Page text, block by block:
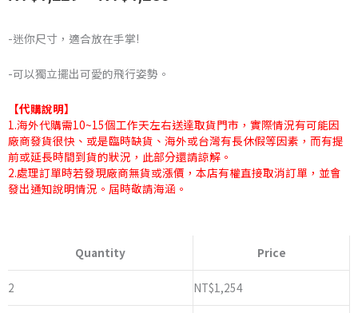
NT$1,229
到
NT$1,280
-迷你尺寸，適合放在手掌!
-可以獨立擺出可愛的飛行姿勢。
【代購說明】
1.海外代購需10~15個工作天左右送達取貨門市，實際情況有可能因
廠商發貨很快、或是臨時缺貨、海外或台灣有長休假等因素，而有提
前或延長時間到貨的狀況，此部分還請諒解。
2.處理訂單時若發現廠商無貨或漲價，本店有權直接取消訂單，並會
發出通知說明情況。屆時敬請海涵。
Quantity Price
2 NT$1,254
霸
王